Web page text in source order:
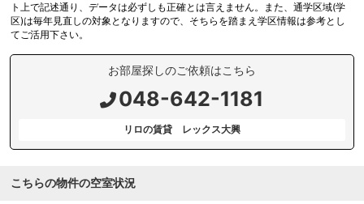
ト上で記述通り、データは必ずしも正確とは言えません。また、通学区域(学
区)は毎年見直しの対象となりますので、そちらを踏まえ学区情報は参考とし
てご活用下さい。
お部屋探しのご依頼はこちら
048-642-1181
リロの賃貸 レックス大興
こちらの物件の空室状況